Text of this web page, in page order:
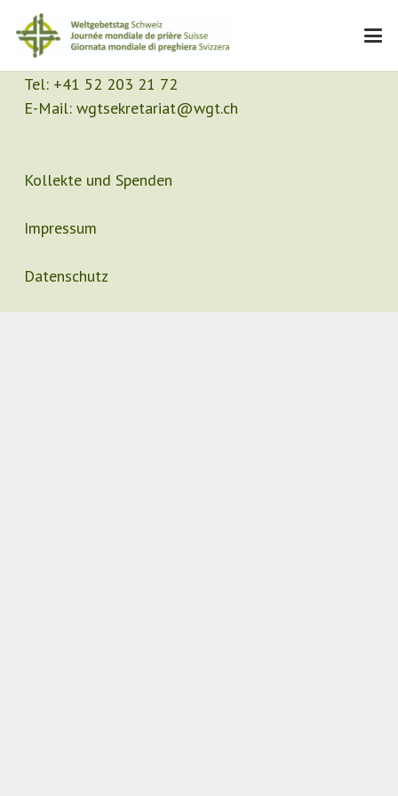
Kontakt
Sekretariat
Tel: +41 52 203 21 72
E-Mail: wgtsekretariat@wgt.ch
Kollekte und Spenden
Impressum
Datenschutz